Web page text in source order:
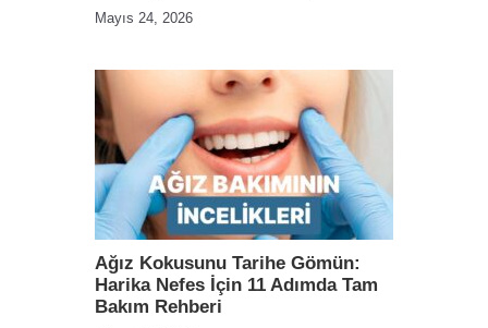
Mayıs 24, 2026
Ağız Kokusunu Tarihe Gömün:
Harika Nefes İçin 11 Adımda Tam
Bakım Rehberi